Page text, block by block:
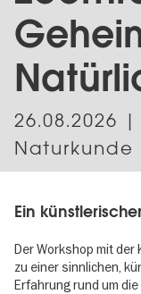
26.08.2026 |
Naturkunde
Ein
Der Workshop mit der
zu einer sinnlichen,
Erfahrung rund um